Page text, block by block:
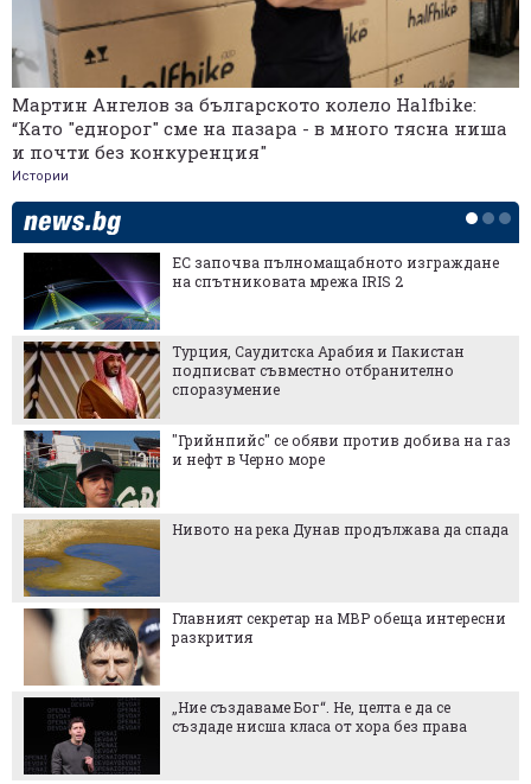
Мартин Ангелов за българското колело Halfbike:
“Като "еднорог" сме на пазара - в много тясна ниша
и почти без конкуренция"
Истории
ЕС започва пълномащабното изграждане
на спътниковата мрежа IRIS 2
Турция, Саудитска Арабия и Пакистан
подписват съвместно отбранително
споразумение
"Грийнпийс" се обяви против добива на газ
и нефт в Черно море
Нивото на река Дунав продължава да спада
Главният секретар на МВР обеща интересни
разкрития
„Ние създаваме Бог“. Не, целта е да се
създаде нисша класа от хора без права